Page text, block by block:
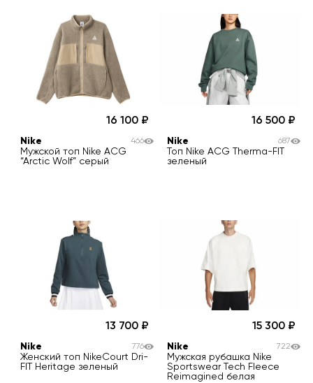
16 100
Nike
Мужской топ Nike ACG
“Arctic Wolf” серый
466
16 500
Nike
Топ Nike ACG Therma-FIT
зеленый
687
13 700
Nike
Женский топ NikeCourt Dri-
FIT Heritage зеленый
776
15 300
Nike
Мужская рубашка Nike
Sportswear Tech Fleece
Reimagined белая
722